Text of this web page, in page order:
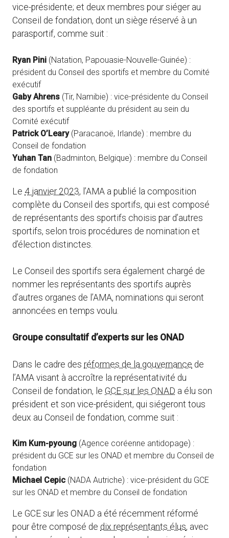
vice-présidente; et deux membres pour siéger au
Conseil de fondation, dont un siège réservé à un
parasportif, comme suit :
Ryan Pini (Natation, Papouasie-Nouvelle-Guinée) :
président du Conseil des sportifs et membre du Comité
exécutif
Gaby Ahrens (Tir, Namibie) : vice-présidente du Conseil
des sportifs et suppléante du président au sein du
Comité exécutif
Patrick O’Leary(Paracanoë, Irlande) : membre du
Conseil de fondation
Yuhan Tan (Badminton, Belgique) : membre du Conseil
de fondation
Le 4 janvier 2023, l’AMA a publié la composition
complète du Conseil des sportifs, qui est composé
de représentants des sportifs choisis par d’autres
sportifs, selon trois procédures de nomination et
d’élection distinctes.
Le Conseil des sportifs sera également chargé de
nommer les représentants des sportifs auprès
d’autres organes de l’AMA, nominations qui seront
annoncées en temps voulu.
Groupe consultatif d’experts sur les ONAD
Dans le cadre des réformes de la gouvernance de
l’AMA visant à accroître la représentativité du
Conseil de fondation, le GCE sur les ONAD a élu son
président et son vice-président, qui siégeront tous
deux au Conseil de fondation, comme suit :
Kim Kum-pyoung (Agence coréenne antidopage) :
président du GCE sur les ONAD et membre du Conseil de
fondation
Michael Cepic (NADA Autriche) : vice-président du GCE
sur les ONAD et membre du Conseil de fondation
Le GCE sur les ONAD a été récemment réformé
pour être composé de dix représentants élus, avec